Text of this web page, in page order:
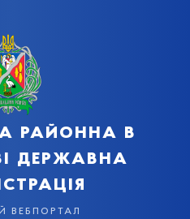
районна в
державна
вебпортал